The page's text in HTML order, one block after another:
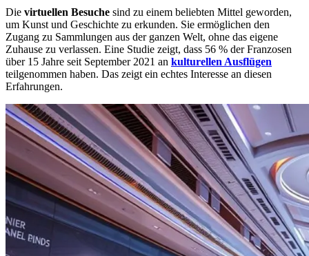
Die virtuellen Besuche sind zu einem beliebten Mittel geworden,
um Kunst und Geschichte zu erkunden. Sie ermöglichen den
Zugang zu Sammlungen aus der ganzen Welt, ohne das eigene
Zuhause zu verlassen. Eine Studie zeigt, dass 56 % der Franzosen
über 15 Jahre seit September 2021 an kulturellen Ausflügen
teilgenommen haben. Das zeigt ein echtes Interesse an diesen
Erfahrungen.